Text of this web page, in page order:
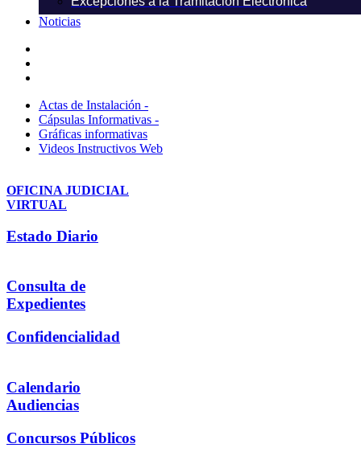
Noticias
Actas de Instalación -
Cápsulas Informativas -
Gráficas informativas
Videos Instructivos Web
OFICINA JUDICIAL
VIRTUAL
Estado Diario
Consulta de
Expedientes
Confidencialidad
Calendario
Audiencias
Concursos Públicos